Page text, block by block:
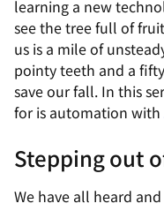
learning a new
see the tree full of
us is a mile of
pointy teeth and a
save our fall. In this
for is automation with
Stepping out
We have all heard